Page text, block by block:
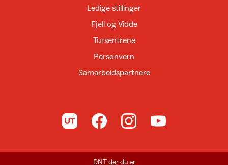
Ledige stillinger
Fjell og Vidde
Tursentrene
Personvern
Samarbeidspartnere
Til UT.no Til DNT på Facebook
Til DNT på Instagram
Til DNT på YouTube
DNT der du er